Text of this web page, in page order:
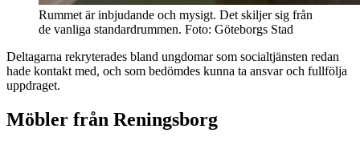
Rummet är inbjudande och mysigt. Det skiljer sig från
de vanliga standardrummen. Foto: Göteborgs Stad
Deltagarna rekryterades bland ungdomar som socialtjänsten redan
hade kontakt med, och som bedömdes kunna ta ansvar och fullfölja
uppdraget.
Möbler från Reningsborg